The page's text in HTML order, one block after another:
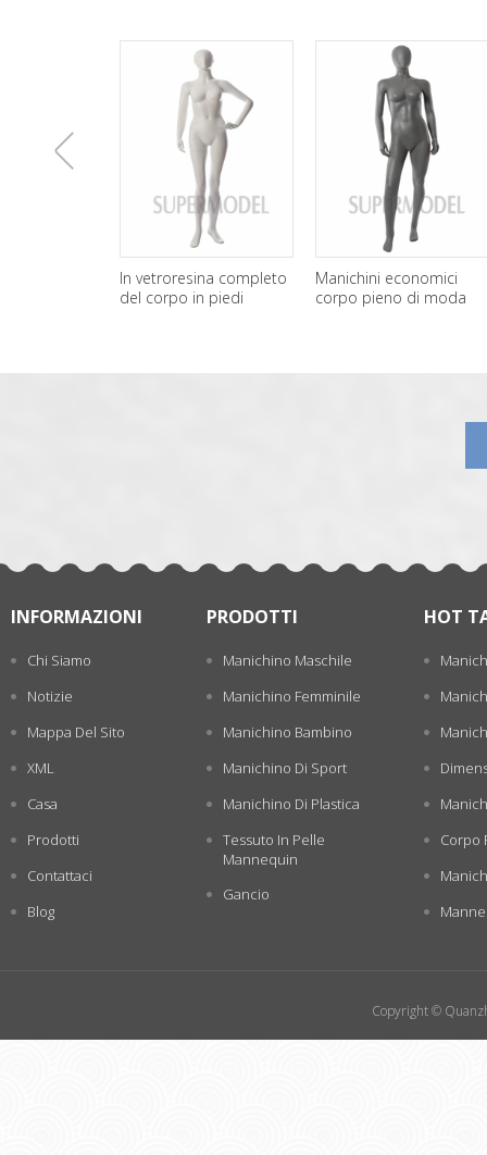
In vetroresina completo
del corpo in piedi
Manichini economici
corpo pieno di moda
INFORMAZIONI
Chi Siamo
Notizie
Mappa Del Sito
XML
Casa
Prodotti
Contattaci
Blog
PRODOTTI
Manichino Maschile
Manichino Femminile
Manichino Bambino
Manichino Di Sport
Manichino Di Plastica
Tessuto In Pelle
Mannequin
Gancio
HOT
Corpo
Copyright ©